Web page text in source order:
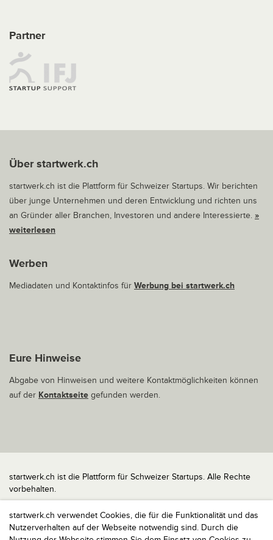
startwerk.ch verwendet Cookies, die für die Funktionalität und das
Nutzerverhalten auf der Webseite notwendig sind. Durch die
Partner
Über startwerk.ch
startwerk.ch ist die Plattform für Schweizer Startups. Wir berichten
über junge Unternehmen und deren Entwicklung und richten uns
an Gründer aller Branchen, Investoren und andere Interessierte. »
weiterlesen
Werben
Mediadaten und Kontaktinfos für Werbung bei startwerk.ch
Eure Hinweise
Abgabe von Hinweisen und weitere Kontaktmöglichkeiten können
auf der Kontaktseite gefunden werden.
startwerk.ch ist die Plattform für Schweizer Startups. Alle Rechte
vorbehalten.
Impressum
Kontakt